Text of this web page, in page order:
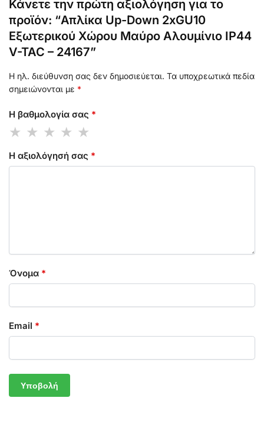
Κάνετε την πρώτη αξιολόγηση για το
προϊόν: “Απλίκα Up-Down 2xGU10
Eξωτερικού Xώρου Μαύρο Αλουμίνιο IP44
V-TAC – 24167”
Η ηλ. διεύθυνση σας δεν δημοσιεύεται. Τα υποχρεωτικά πεδία
σημειώνονται με *
Η βαθμολογία σας *
Η αξιολόγησή σας *
Όνομα *
Email *